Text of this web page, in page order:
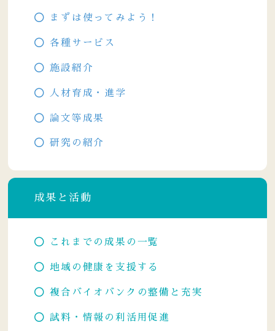
まずは使ってみよう！
各種サービス
施設紹介
人材育成・進学
論文等成果
研究の紹介
成果と活動
これまでの成果の一覧
地域の健康を支援する
複合バイオバンクの整備と充実
試料・情報の利活用促進